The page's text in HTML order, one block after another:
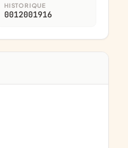
HISTORIQUE
0012001916